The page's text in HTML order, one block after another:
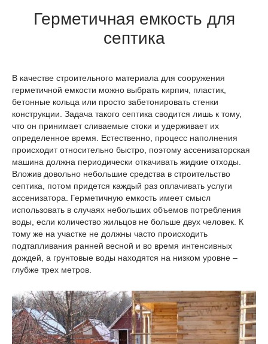
Герметичная емкость для
септика
В качестве строительного материала для сооружения
герметичной емкости можно выбрать кирпич, пластик,
бетонные кольца или просто забетонировать стенки
конструкции. Задача такого септика сводится лишь к тому,
что он принимает сливаемые стоки и удерживает их
определенное время. Естественно, процесс наполнения
происходит относительно быстро, поэтому ассенизаторская
машина должна периодически откачивать жидкие отходы.
Вложив довольно небольшие средства в строительство
септика, потом придется каждый раз оплачивать услуги
ассенизатора. Герметичную емкость имеет смысл
использовать в случаях небольших объемов потребления
воды, если количество жильцов не больше двух человек. К
тому же на участке не должны часто происходить
подтапливания ранней весной и во время интенсивных
дождей, а грунтовые воды находятся на низком уровне –
глубже трех метров.